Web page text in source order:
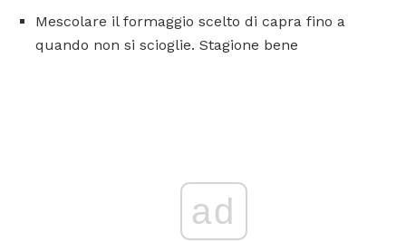
Mescolare il formaggio scelto di capra fino a
quando non si scioglie. Stagione bene
ad